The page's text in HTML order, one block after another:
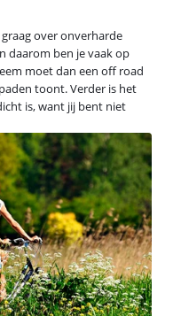
over onverharde
daarom ben je vaak op
moet dan een off road
toont. Verder is het
is, want jij bent niet